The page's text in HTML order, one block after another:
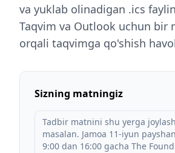
va yuklab olinadigan .ics
Taqvim va Outlook uchun bir
orqali taqvimga qo'shish
Sizning matningiz